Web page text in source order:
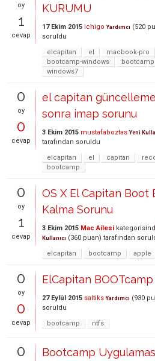
oy
1
cevap
KURUMU
17 Ekim 2015 ichigo Yardımcı (520
soruldu
elcapitan
el macbook-pro
bootcamp-windows
bootcamp
windows7
0
oy
0
cevap
el capitan
sonra imap sorunu
3 Ekim 2015 mustafaboztas Yeni
tarafından soruldu
elcapitan
el capitan
bootcamp
0
oy
1
cevap
OS X El Capitan Boot
Kalma Sorunu
3 Ekim 2015 Mac Ailesi
Kullanıcı (360 puan) tarafından
elcapitan
bootcamp apple
0
oy
0
cevap
ElCapitan BOOTcamp
27 Eylül 2015 saltiks Yardımcı (930
soruldu
bootcamp
ntfs
0
Bootcamp